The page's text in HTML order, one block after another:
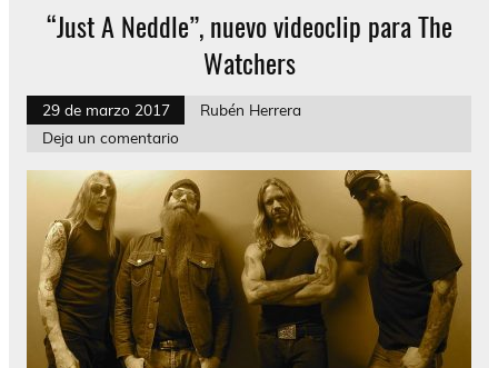
“Just A Neddle”, nuevo videoclip para The
Watchers
29 de marzo 2017
Rubén Herrera
Deja un comentario